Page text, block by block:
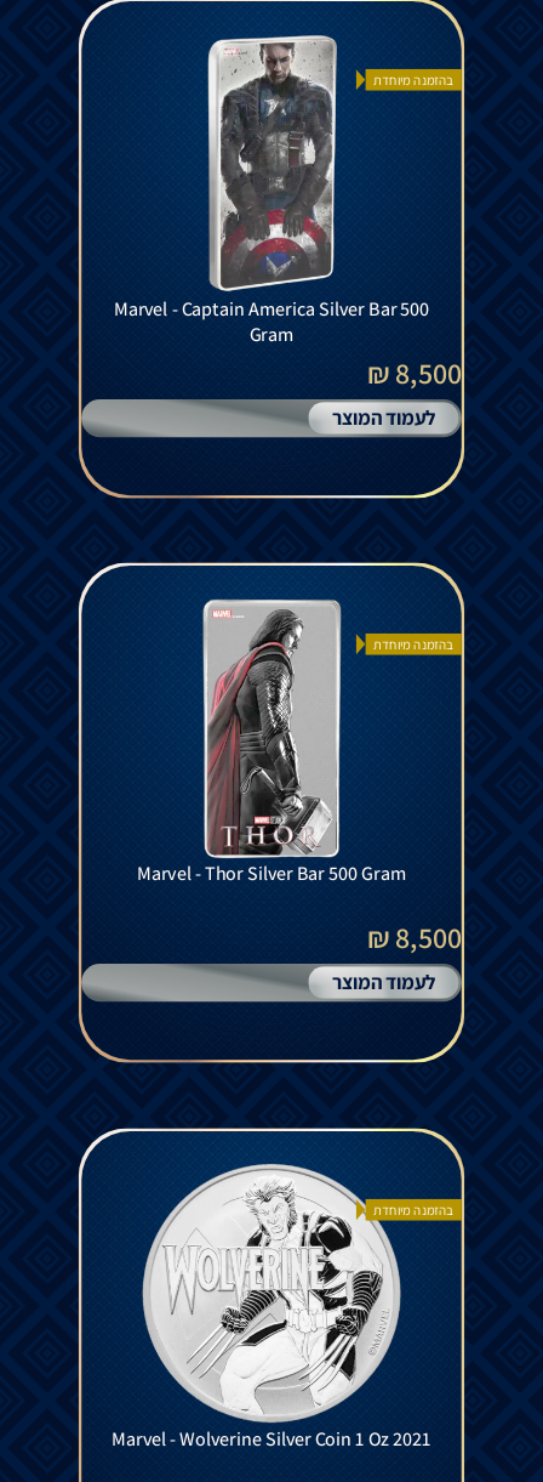
בהזמנה מיוחדת
Marvel - Captain America Silver Bar 500
Gram
8,500 ₪
לעמוד המוצר
בהזמנה מיוחדת
Marvel - Thor Silver Bar 500 Gram
8,500 ₪
לעמוד המוצר
בהזמנה מיוחדת
Marvel - Wolverine Silver Coin 1 Oz 2021